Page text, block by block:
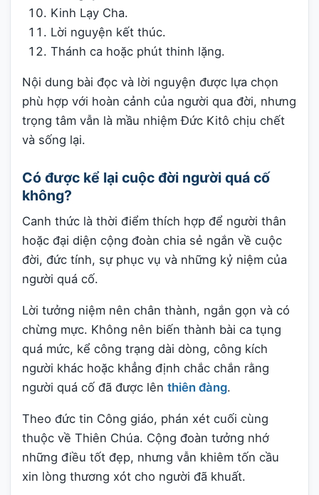
Kinh Lạy Cha.
Lời nguyện kết thúc.
Thánh ca hoặc phút thinh lặng.
Nội dung bài đọc và lời nguyện được lựa chọn
phù hợp với hoàn cảnh của người qua đời, nhưng
trọng tâm vẫn là mầu nhiệm Đức Kitô chịu chết
và sống lại.
Có được kể lại cuộc đời người quá cố
không?
Canh thức là thời điểm thích hợp để người thân
hoặc đại diện cộng đoàn chia sẻ ngắn về cuộc
đời, đức tính, sự phục vụ và những kỷ niệm của
người quá cố.
Lời tưởng niệm nên chân thành, ngắn gọn và có
chừng mực. Không nên biến thành bài ca tụng
quá mức, kể công trạng dài dòng, công kích
người khác hoặc khẳng định chắc chắn rằng
người quá cố đã được lên thiên đàng.
Theo đức tin Công giáo, phán xét cuối cùng
thuộc về Thiên Chúa. Cộng đoàn tưởng nhớ
những điều tốt đẹp, nhưng vẫn khiêm tốn cầu
xin lòng thương xót cho người đã khuất.